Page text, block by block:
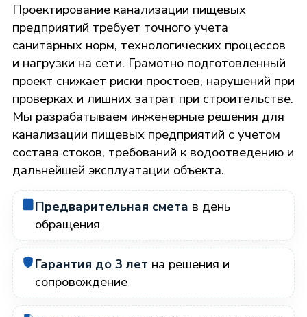
Проектирование канализации пищевых
предприятий требует точного учета
санитарных норм, технологических процессов
и нагрузки на сети. Грамотно подготовленный
проект снижает риски простоев, нарушений при
проверках и лишних затрат при строительстве.
Мы разрабатываем инженерные решения для
канализации пищевых предприятий с учетом
состава стоков, требований к водоотведению и
дальнейшей эксплуатации объекта.
Предварительная смета в день
обращения
Гарантия до 3 лет на решения и
сопровождение